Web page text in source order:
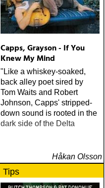
Capps, Grayson - If You
Knew My Mind
"Like a whiskey-soaked,
back alley poet sired by
Tom Waits and Robert
Johnson, Capps' stripped-
down sound is rooted in the
dark side of the Delta
Håkan Olsson
Tips